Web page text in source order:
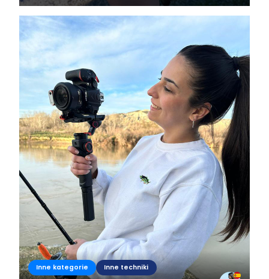
(que es donde están los...
Inne kategorie Inne techniki